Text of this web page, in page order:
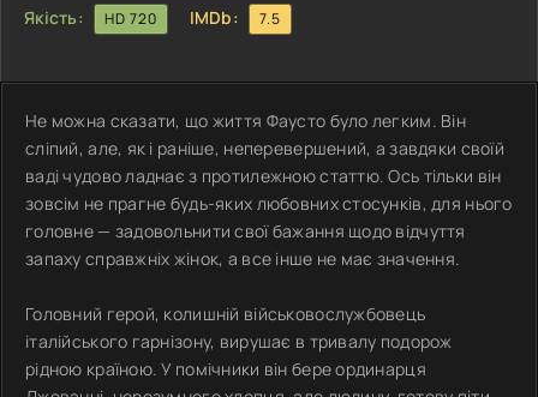
Якість:
HD 720 IMDb: 7.5
Не можна сказати, що життя Фаусто було легким. Він
сліпий, але, як і раніше, неперевершений, а завдяки своїй
ваді чудово ладнає з протилежною статтю. Ось тільки він
зовсім не прагне будь-яких любовних стосунків, для нього
головне — задовольнити свої бажання щодо відчуття
запаху справжніх жінок, а все інше не має значення.
Головний герой, колишній військовослужбовець
італійського гарнізону, вирушає в тривалу подорож
рідною країною. У помічники він бере ординарця